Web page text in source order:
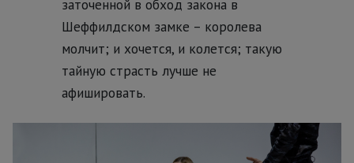
заточенной в обход закона в
Шеффилдском замке – королева
молчит; и хочется, и колется; такую
тайную страсть лучше не
афишировать.